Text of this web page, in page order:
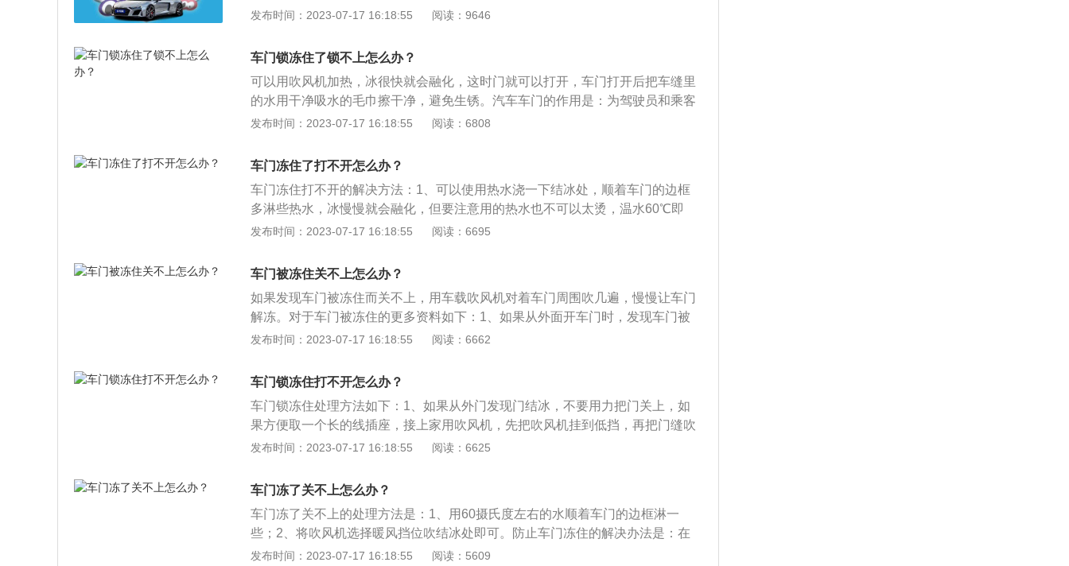
结的冰尽快化开，等冰化开就可以打开车门。以下是相关内容的介绍的扩展资
能会损坏车漆及密封条。组成：汽车的车门一般由门体、车门附件和内饰盖板三
部分组成。车门附件：车门附件包括车门铰链、车门开度限位器、门锁机构及内
外手柄、车门玻璃、玻璃升降机和密封条。内饰盖板：内饰盖板包括固定板、芯
板、内饰蒙皮、内扶手。
发布时间：2023-07-17 16:18:55 阅读：9646
车门锁冻住了锁不上怎么办？
可以用吹风机加热，冰很快就会融化，这时门就可以打开，车门打开后把车缝里
的水用干净吸水的毛巾擦干净，避免生锈。汽车车门的作用是：为驾驶员和乘客
提供出入车辆的通道，隔绝车外干扰，在一定程度上减轻侧面撞击保护乘员。车
门；4、上掀式车门；5、折叠式车门；6、整体式车门；7、分体式车门。
发布时间：2023-07-17 16:18:55 阅读：6808
车门冻住了打不开怎么办？
车门冻住打不开的解决方法：1、可以使用热水浇一下结冰处，顺着车门的边框
多淋些热水，冰慢慢就会融化，但要注意用的热水也不可以太烫，温水60℃即
可，不然会伤害到车漆。2、可以使用吹风机对门边有冰的地方进行吹热风，让
别用力拧，新车的锁芯内有润滑脂，有一定的防水效果。2、当车锁被冻住，千
万别直接用火去烤车锁，不然会烤坏锁周围的漆面。3、洗车前，最好能用胶布
把锁眼贴住防止进水。
发布时间：2023-07-17 16:18:55 阅读：6695
车门被冻住关不上怎么办？
如果发现车门被冻住而关不上，用车载吹风机对着车门周围吹几遍，慢慢让车门
解冻。对于车门被冻住的更多资料如下：1、如果从外面开车门时，发现车门被
冻住，不要再强行拉车门。用一根长电线插座，接上电后连接上家用吹风机。先
冻。2、如果是进入车内，想出来时发现车门被冻住而打不开。这时如果车里有
车载吹风机，可以对着车门周围吹几遍，慢慢让车门解冻。还有把暖风开到最
大，车内的整体温度上来之后，慢慢让车门解冻。3、如果当天太阳比较好，把
汽车开到太阳底下，晒一段时间后车门会解冻。等车门化开后，要把车门都打
开，用干布把车缝的水都仔细擦干，车门就不会再被冻住。
发布时间：2023-07-17 16:18:55 阅读：6662
车门锁冻住打不开怎么办？
车门锁冻住处理方法如下：1、如果从外门发现门结冰，不要用力把门关上，如
果方便取一个长的线插座，接上家用吹风机，先把吹风机挂到低挡，再把门缝吹
进风口，然后调整到高挡再吹一圈，慢慢的门子就会化开。2、很多人在门不能
坏很大，其实用一些温水多次也可以冷冻，温水对车辆的损坏要小得多。3、还
有一种更直接的方法就是等车的温度，高达八十九度，把暖风排到最大，车内的
整体温度上来之后，会把车门化开。
发布时间：2023-07-17 16:18:55 阅读：6625
车门冻了关不上怎么办？
车门冻了关不上的处理方法是：1、用60摄氏度左右的水顺着车门的边框淋一
些；2、将吹风机选择暖风挡位吹结冰处即可。防止车门冻住的解决办法是：在
停车后为车辆罩上加棉的车衣。车子其他部位冻住的解决办法：1、车窗、挡风
发布时间：2023-07-17 16:18:55 阅读：5609